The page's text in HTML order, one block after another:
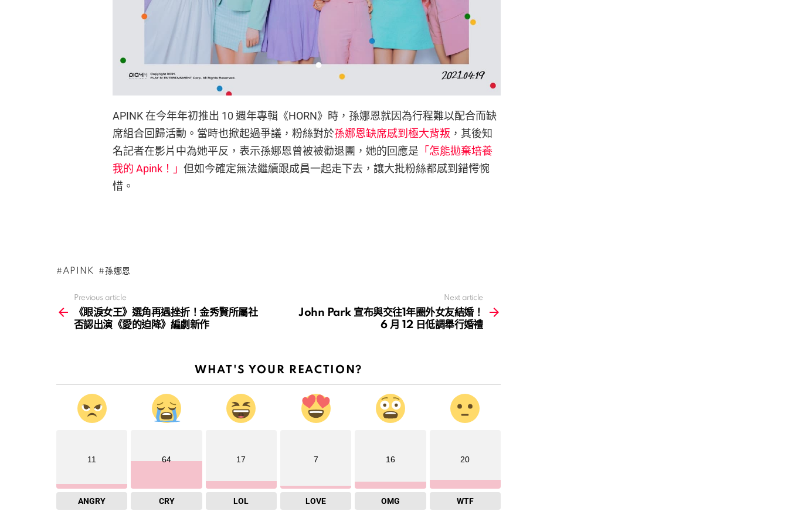
APINK 在今年年初推出 10 週年專輯《HORN》時，孫娜恩就因為行程難以配合而缺
席組合回歸活動。當時也掀起過爭議，粉絲對於孫娜恩缺席感到極大背叛 ，其後知
名記者在影片中為她平反，表示孫娜恩曾被被勸退團，她的回應是 「怎能拋棄培養
我的 Apink！」 但如今確定無法繼續跟成員一起走下去，讓大批粉絲都感到錯愕惋
惜。
APINK 孫娜恩
more
Previous article
《眼淚女王》選角再遇挫折！金秀賢所屬社
否認出演《愛的迫降》編劇新作
Next article
John Park 宣布與交往1年圈外女友結婚！
6 月 12 日低調舉行婚禮
WHAT'S YOUR REACTION?
11
ANGRY
64
CRY
17
LOL
7
LOVE
16
OMG
20
WTF